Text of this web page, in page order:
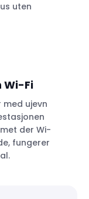
uten
Wi-Fi
ujevn
der Wi-
fungerer